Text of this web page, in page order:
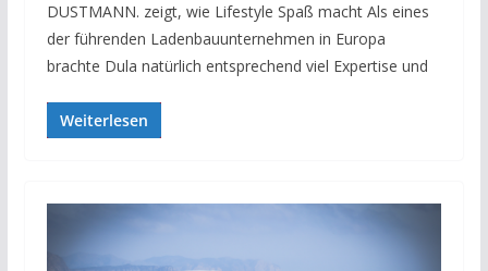
DUSTMANN. zeigt, wie Lifestyle Spaß macht Als eines
der führenden Ladenbauunternehmen in Europa
brachte Dula natürlich entsprechend viel Expertise und
Weiterlesen